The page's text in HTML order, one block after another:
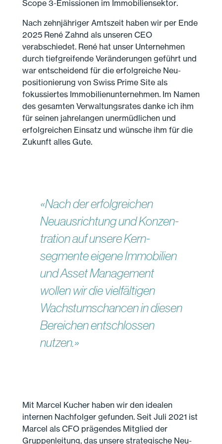
Scope 3-Emissionen im Immobiliensektor.
Nach zehn­jähriger Amtszeit haben wir per Ende
2025 René Zahnd als unseren CEO
verabschiedet. René hat unser Unternehmen
durch tiefgreifende Veränderungen geführt und
war entscheidend für die erfolgreiche Neu­
positionierung von Swiss Prime Site als
fokussiertes Immobilien­unternehmen. Im Namen
des gesamten Verwaltungs­rates danke ich ihm
für seinen jahre­langen unermüdlichen und
erfolg­reichen Einsatz und wünsche ihm für die
Zukunft alles Gute.
«Nach der erfolgreichen
Neuaus­richtung und Konzen­
tration auf unsere Kern­
segmente eigene Immobilien
und Asset Management
wollen wir die viel­fältigen
Wachstums­chancen in diesen
Bereichen entschlossen
nutzen.»
Mit Marcel Kucher haben wir den idealen
internen Nach­folger gefunden. Seit Juli 2021 ist
Marcel als CFO prägendes Mitglied der
Gruppen­leitung, das unsere strategische Neu­